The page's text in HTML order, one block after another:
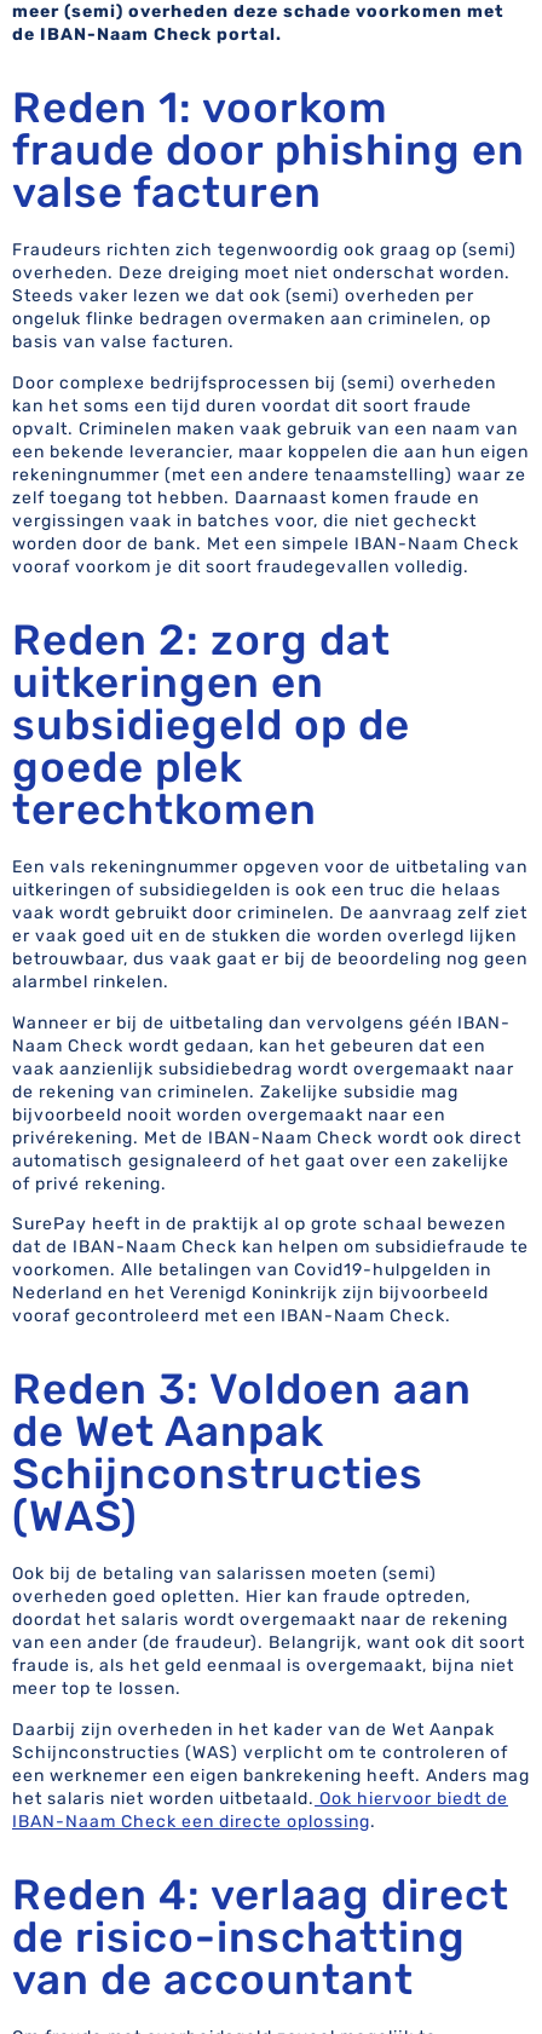
meer (semi) overheden deze schade voorkomen met
de IBAN-Naam Check portal.
Reden 1: voorkom
fraude door phishing en
valse facturen
Fraudeurs richten zich tegenwoordig ook graag op (semi)
overheden. Deze dreiging moet niet onderschat worden.
Steeds vaker lezen we dat ook (semi) overheden per
ongeluk flinke bedragen overmaken aan criminelen, op
basis van valse facturen.
Door complexe bedrijfsprocessen bij (semi) overheden
kan het soms een tijd duren voordat dit soort fraude
opvalt. Criminelen maken vaak gebruik van een naam van
een bekende leverancier, maar koppelen die aan hun eigen
rekeningnummer (met een andere tenaamstelling) waar ze
zelf toegang tot hebben. Daarnaast komen fraude en
vergissingen vaak in batches voor, die niet gecheckt
worden door de bank. Met een simpele IBAN-Naam Check
vooraf voorkom je dit soort fraudegevallen volledig.
Reden 2: zorg dat
uitkeringen en
subsidiegeld op de
goede plek
terechtkomen
Een vals rekeningnummer opgeven voor de uitbetaling van
uitkeringen of subsidiegelden is ook een truc die helaas
vaak wordt gebruikt door criminelen. De aanvraag zelf ziet
er vaak goed uit en de stukken die worden overlegd lijken
betrouwbaar, dus vaak gaat er bij de beoordeling nog geen
alarmbel rinkelen.
Wanneer er bij de uitbetaling dan vervolgens géén IBAN-
Naam Check wordt gedaan, kan het gebeuren dat een
vaak aanzienlijk subsidiebedrag wordt overgemaakt naar
de rekening van criminelen. Zakelijke subsidie mag
bijvoorbeeld nooit worden overgemaakt naar een
privérekening. Met de IBAN-Naam Check wordt ook direct
automatisch gesignaleerd of het gaat over een zakelijke
of privé rekening.
SurePay heeft in de praktijk al op grote schaal bewezen
dat de IBAN-Naam Check kan helpen om subsidiefraude te
voorkomen. Alle betalingen van Covid19-hulpgelden in
Nederland en het Verenigd Koninkrijk zijn bijvoorbeeld
vooraf gecontroleerd met een IBAN-Naam Check.
Reden 3: Voldoen aan
de Wet Aanpak
Schijnconstructies
(WAS)
Ook bij de betaling van salarissen moeten (semi)
overheden goed opletten. Hier kan fraude optreden,
doordat het salaris wordt overgemaakt naar de rekening
van een ander (de fraudeur). Belangrijk, want ook dit soort
fraude is, als het geld eenmaal is overgemaakt, bijna niet
meer top te lossen.
Daarbij zijn overheden in het kader van de Wet Aanpak
Schijnconstructies (WAS) verplicht om te controleren of
een werknemer een eigen bankrekening heeft. Anders mag
het salaris niet worden uitbetaald. Ook hiervoor biedt de
IBAN-Naam Check een directe oplossing.
Reden 4: verlaag direct
de risico-inschatting
van de accountant